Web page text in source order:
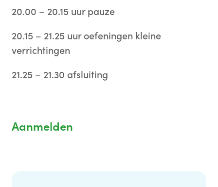
20.00 – 20.15 uur pauze
20.15 – 21.25 uur oefeningen kleine
verrichtingen
21.25 – 21.30 afsluiting
Aanmelden